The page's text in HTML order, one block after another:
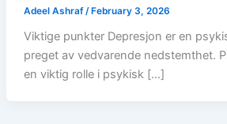
Adeel Ashraf /February 3, 2026
Viktige punkter Depresjon er en
preget av vedvarende nedstemthet.
en viktig rolle i psykisk […]